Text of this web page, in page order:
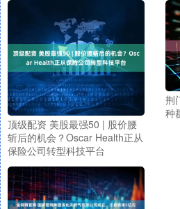
顶级配资 美股最强50 | 股价腰
斩后的机会？Oscar Health正从
保险公司转型科技平台
荆
种